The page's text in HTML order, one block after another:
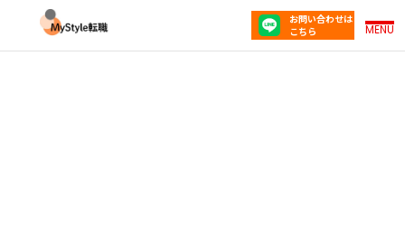
お問い合わせは
こちら
MENU